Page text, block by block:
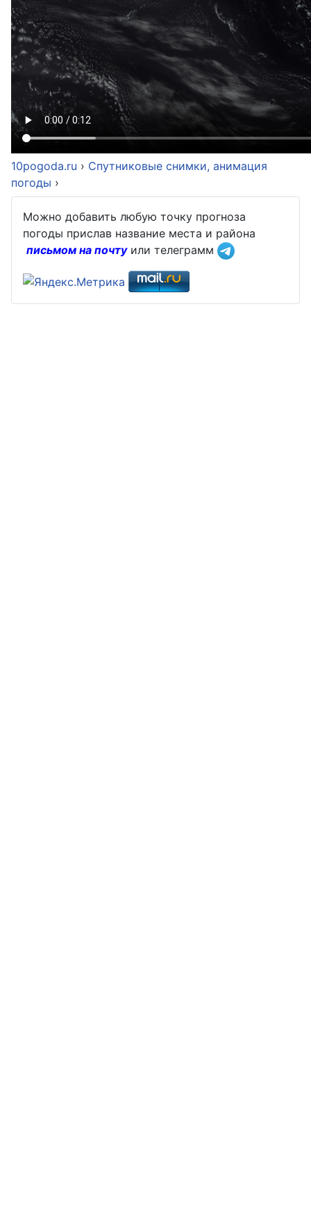
10pogoda.ru › Спутниковые снимки, анимация
погоды ›
Можно добавить любую точку прогноза
погоды прислав название места и района
письмом на почтуили телеграмм